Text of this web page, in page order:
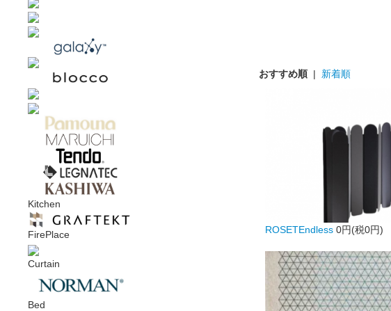
おすすめ順| 新着順
ROSETEndless 0円(税0円)
Kitchen
FirePlace
Curtain
Bed